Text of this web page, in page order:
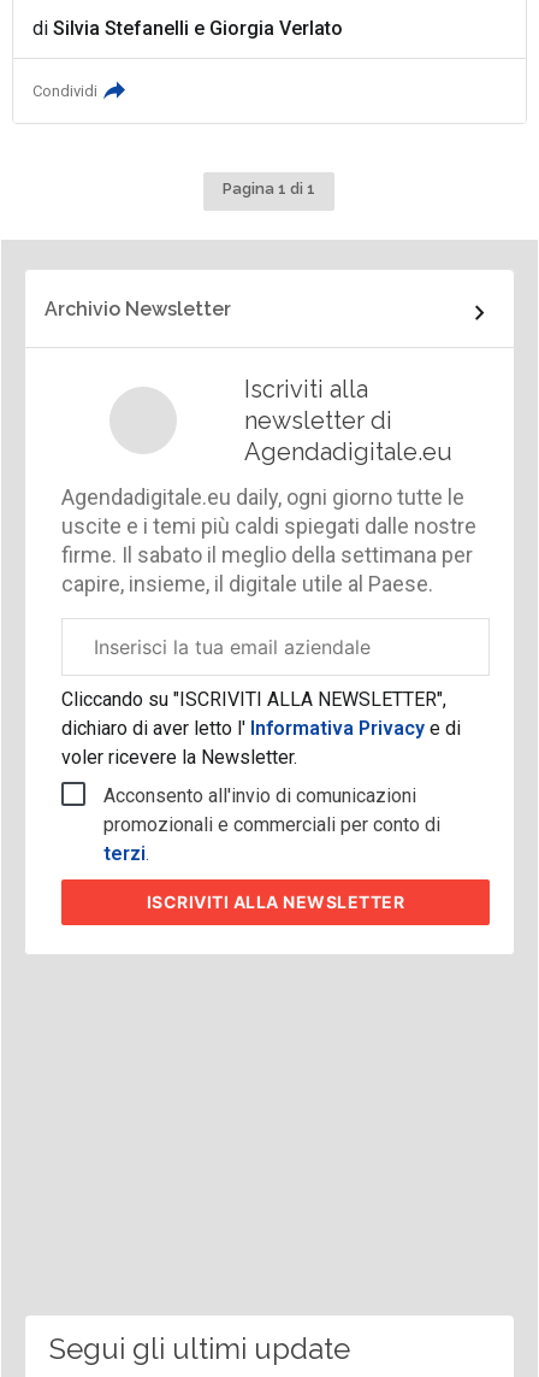
diSilvia Stefanelli e Giorgia Verlato
Condividi
Pagina 1 di 1
Archivio Newsletter
Iscriviti alla
newsletter di
Agendadigitale.eu
Agendadigitale.eu daily, ogni giorno tutte le
uscite e i temi più caldi spiegati dalle nostre
firme. Il sabato il meglio della settimana per
capire, insieme, il digitale utile al Paese.
aziendale
Cliccando su "ISCRIVITI ALLA NEWSLETTER",
dichiaro di aver letto l'Informativa Privacy e di
voler ricevere la Newsletter.
Acconsento all'invio di comunicazioni
promozionali e commerciali per conto di
terzi.
ISCRIVITI ALLA NEWSLETTER
Segui gli ultimi update